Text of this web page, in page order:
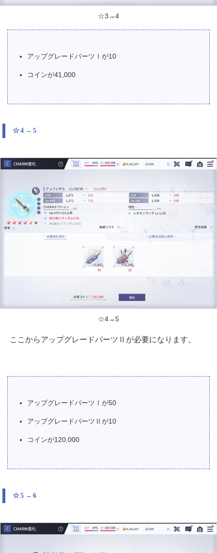
☆3→4
アップグレードパーツⅠが10
コインが41,000
☆4→5
☆4→5
ここからアップグレードパーツⅡが必要になります。
アップグレードパーツⅠが50
アップグレードパーツⅡが10
コインが120,000
☆5→6